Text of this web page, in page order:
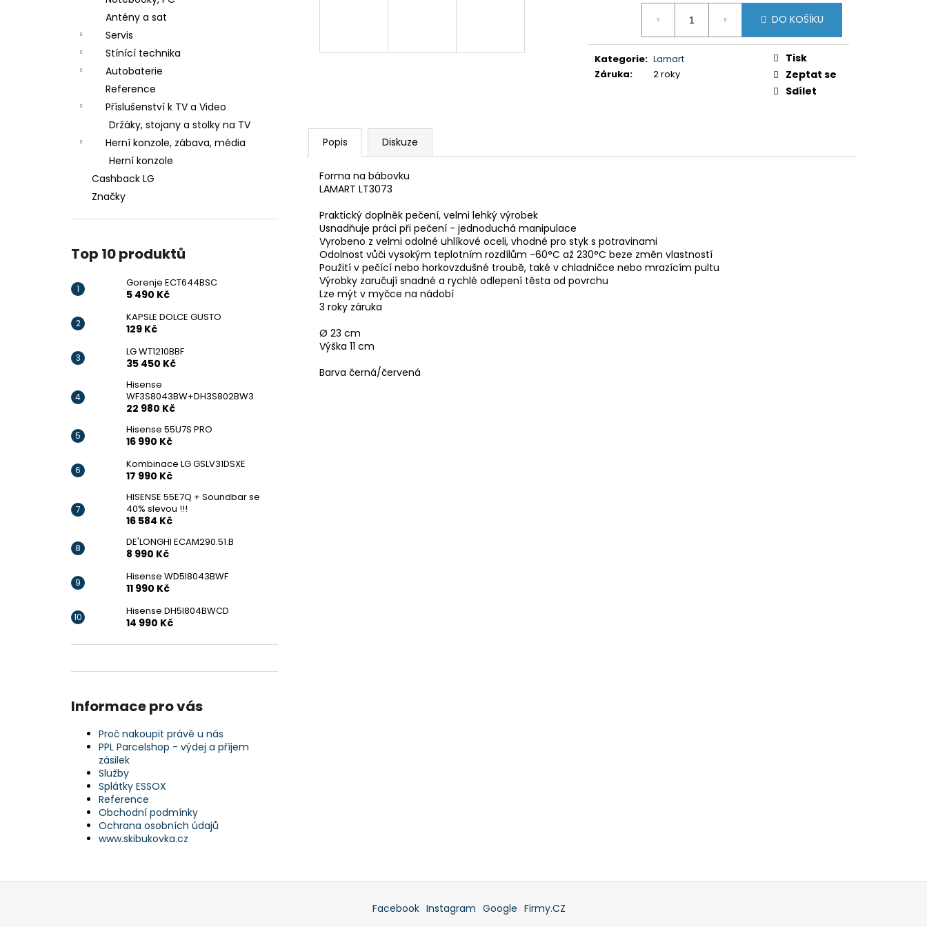
Antény a sat
Servis
Stínící technika
Autobaterie
Reference
Příslušenství k TV a Video
Držáky, stojany a stolky na TV
Herní konzole, zábava, média
Herní konzole
Cashback LG
Značky
Top 10 produktů
Gorenje ECT644BSC
5 490 Kč
KAPSLE DOLCE GUSTO
129 Kč
LG WT1210BBF
35 450 Kč
Hisense
WF3S8043BW+DH3S802BW3
22 980 Kč
Hisense 55U7S PRO
16 990 Kč
Kombinace LG GSLV31DSXE
17 990 Kč
HISENSE 55E7Q + Soundbar se
40% slevou !!!
16 584 Kč
DE'LONGHI ECAM290.51.B
8 990 Kč
Hisense WD5I8043BWF
11 990 Kč
Hisense DH5I804BWCD
14 990 Kč
Informace pro vás
Proč nakoupit právě u nás
PPL Parcelshop - výdej a příjem
zásilek
Služby
Splátky ESSOX
Reference
Obchodní podmínky
Ochrana osobních údajů
www.skibukovka.cz
DO KOŠÍKU
Kategorie: Lamart
Záruka: 2 roky
Tisk
Zeptat se
Sdílet
Popis Diskuze
Forma na bábovku
LAMART LT3073
Praktický doplněk pečení, velmi lehký výrobek
Usnadňuje práci při pečení - jednoduchá manipulace
Vyrobeno z velmi odolné uhlíkové oceli, vhodné pro styk s potravinami
Odolnost vůči vysokým teplotním rozdílům -60°C až 230°C beze změn vlastností
Použití v pečící nebo horkovzdušné troubě, také v chladničce nebo mrazícím pultu
Výrobky zaručují snadné a rychlé odlepení těsta od povrchu
Lze mýt v myčce na nádobí
3 roky záruka
Ø 23 cm
Výška 11 cm
Barva černá/červená
GORENJE ECT644BSC
5 490 Kč
Původně: 6 990 Kč
LG WT1210BBF
Z
Facebook Instagram Google Firmy.CZ